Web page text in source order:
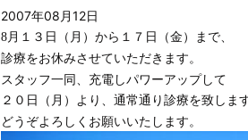
2007年08月12日
8月１３日（月）から１７日（金）まで、
診療をお休みさせていただきます。
スタッフ一同、充電しパワーアップして
２０日（月）より、通常通り診療を致しま
どうぞよろしくお願いいたします。